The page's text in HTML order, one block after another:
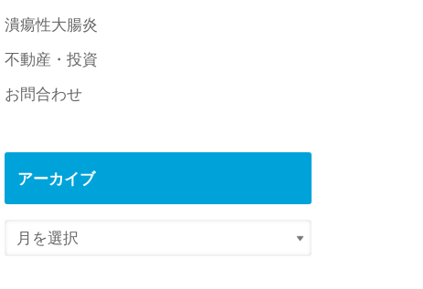
潰瘍性大腸炎
不動産・投資
お問合わせ
アーカイブ